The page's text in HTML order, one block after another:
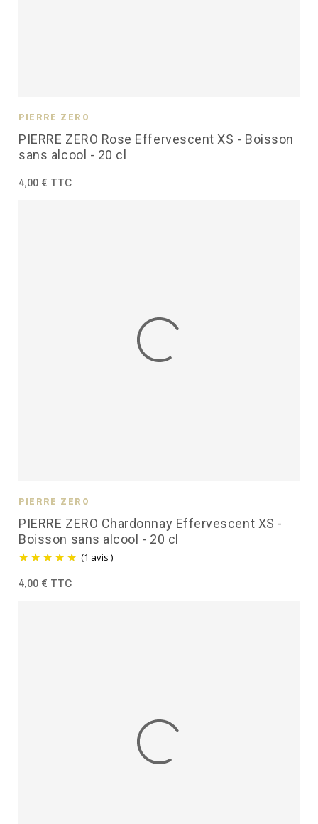
PIERRE ZERO Rose Effervescent XS - Boisson
sans alcool - 20 cl
PIERRE ZÉRO
4,00 € TTC
PIERRE ZERO Chardonnay Effervescent XS -
Boisson sans alcool - 20 cl
(1 avis )
PIERRE ZÉRO
4,00 € TTC